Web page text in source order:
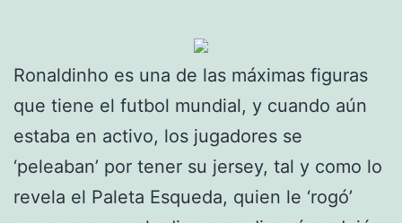
Ronaldinho es una de las máximas figuras
que tiene el futbol mundial, y cuando aún
estaba en activo, los jugadores se
‘peleaban’ por tener su jersey, tal y como lo
revela el Paleta Esqueda, quien le ‘rogó’